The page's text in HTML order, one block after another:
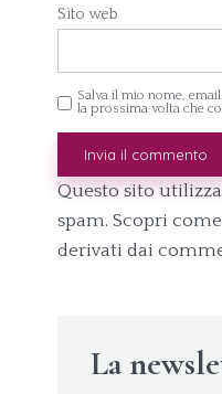
Sito web
Salva il mio nome,
la prossima volta che
Questo sito
spam. Scopri
derivati dai
La